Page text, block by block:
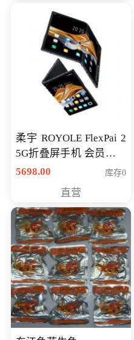
柔宇 ROYOLE FlexPai 2
5G折叠屏手机 会员专享
购买价格 4998元
5698.00 库存0
直营